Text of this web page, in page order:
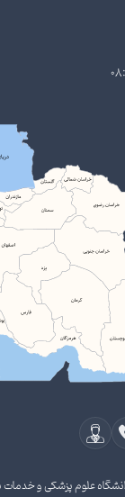
علوم پزشکی و خدمات